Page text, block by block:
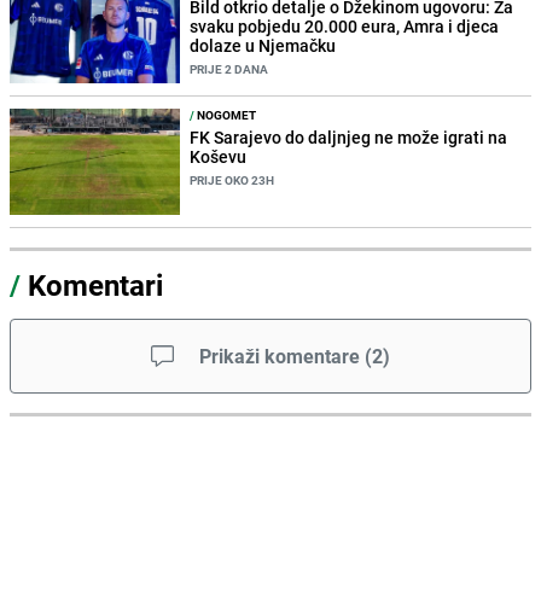
Bild otkrio detalje o Džekinom ugovoru: Za
svaku pobjedu 20.000 eura, Amra i djeca
dolaze u Njemačku
PRIJE 2 DANA
/NOGOMET
FK Sarajevo do daljnjeg ne može igrati na
Koševu
PRIJE OKO 23H
/ Komentari
Prikaži komentare (2)